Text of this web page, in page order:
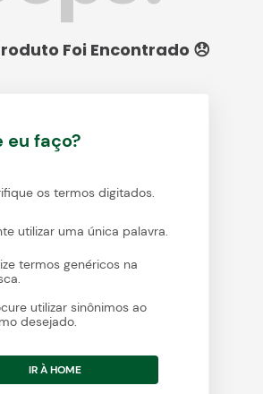
eu faço?
os termos digitados.
utilizar uma única palavra.
termos genéricos na
utilizar sinônimos ao
desejado.
IR À HOME